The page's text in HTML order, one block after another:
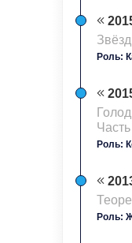
Роль:
Часть
Роль:
Роль: